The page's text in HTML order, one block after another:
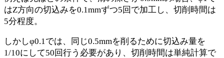
はZ方向の切込みを0.1mmずつ5回で加工し、切削時間は
5分程度。
しかしφ0.1では、同じ0.5mmを削るために切込み量を
1/10にして50回行う必要があり、切削時間は単純計算で